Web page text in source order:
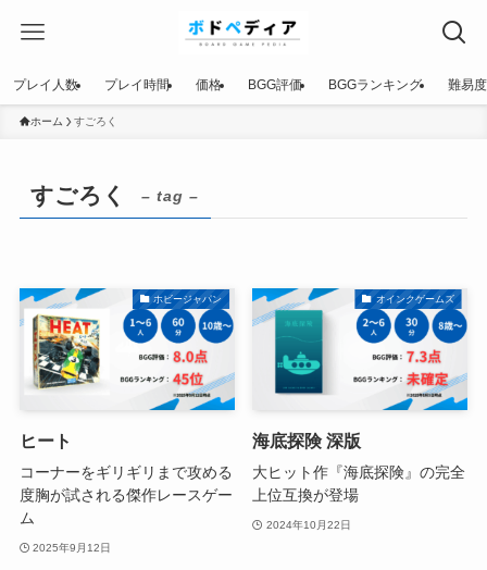
プレイ人数 プレイ時間 価格 BGG評価 BGGランキング 難易度
ホーム すごろく
すごろく – tag –
ホビージャパン
ヒート
コーナーをギリギリまで攻める
度胸が試される傑作レースゲー
ム
2025年9月12日
オインクゲームズ
海底探険 深版
大ヒット作『海底探険』の完全
上位互換が登場
2024年10月22日